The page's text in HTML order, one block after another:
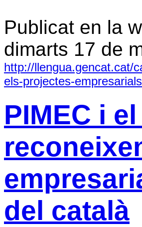
Publicat en la
dimarts 17 de
http://llengua.gencat.cat/
els-projectes-
PIMEC i
del català